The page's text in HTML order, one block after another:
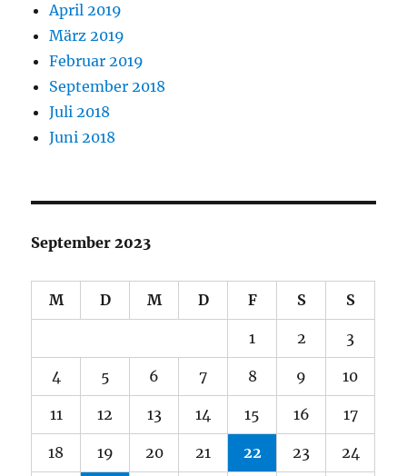
April 2019
März 2019
Februar 2019
September 2018
Juli 2018
Juni 2018
September 2023
M D M D F S S
1 2 3
4 5 6 7 8 9 10
11 12 13 14 15 16 17
18 19 20 21 22 23 24